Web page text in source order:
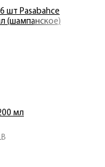
шт Pasabahce
(шампанское)
мл